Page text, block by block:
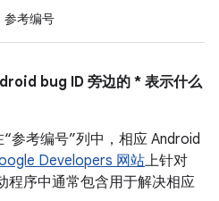
考编号
bug ID 旁边的 * 表示什么
参考编号”列中，相应 Android
Developers 网站上针对
程序中通常包含用于解决相应